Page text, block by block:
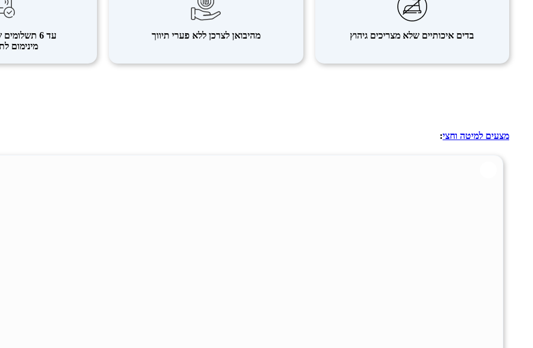
בדים איכותיים שלא מצריכים גיהוץ מהיבואן לצרכן ללא פערי תיווך
עד 6 תשלומים שווים ללא ריבית
מינימום
מצעים למיטה וחצי: